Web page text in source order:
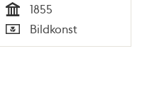
Tid
1855
Typ
Bildkonst